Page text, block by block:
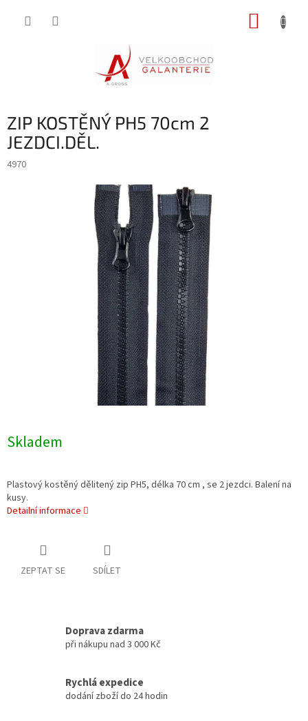
ZIP KOSTĚNÝ PH5 70cm 2
JEZDCI.DĚL.
4970
Skladem
Plastový kostěný dělitený zip PH5, délka 70 cm , se 2 jezdci. Balení na
kusy.
Detailní informace
ZEPTAT SE SDÍLET
Doprava zdarma
při nákupu nad 3 000 Kč
Rychlá expedice
dodání zboží do 24 hodin